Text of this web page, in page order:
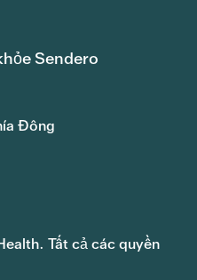
Sendero
Đông
Tất cả các quyền